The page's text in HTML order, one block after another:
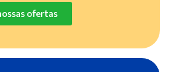
ofertas